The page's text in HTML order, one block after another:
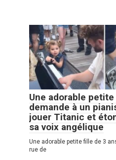
Une adorable
demande à un
jouer Titanic et
sa voix angélique
Une adorable petite fille de 3
rue de